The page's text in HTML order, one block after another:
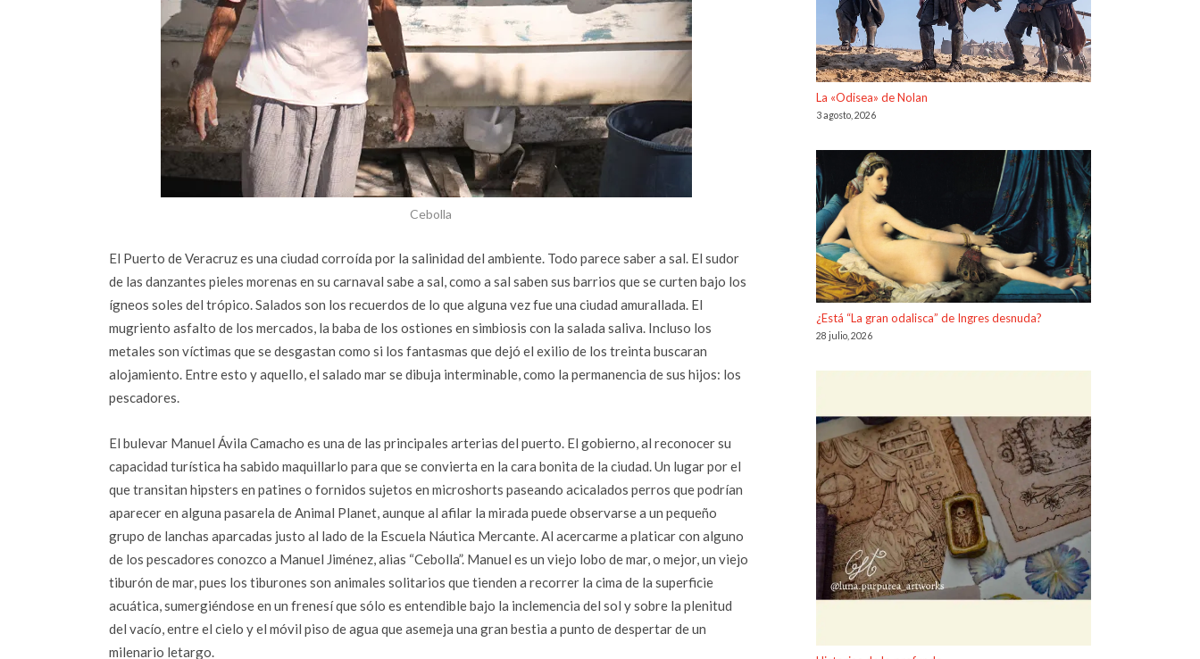
Cebolla
El Puerto de Veracruz es una ciudad corroída por la salinidad del ambiente. Todo parece saber a sal. El sudor
de las danzantes pieles morenas en su carnaval sabe a sal, como a sal saben sus barrios que se curten bajo los
ígneos soles del trópico. Salados son los recuerdos de lo que alguna vez fue una ciudad amurallada. El
mugriento asfalto de los mercados, la baba de los ostiones en simbiosis con la salada saliva. Incluso los
metales son víctimas que se desgastan como si los fantasmas que dejó el exilio de los treinta buscaran
alojamiento. Entre esto y aquello, el salado mar se dibuja interminable, como la permanencia de sus hijos: los
pescadores.
El bulevar Manuel Ávila Camacho es una de las principales arterias del puerto. El gobierno, al reconocer su
capacidad turística ha sabido maquillarlo para que se convierta en la cara bonita de la ciudad. Un lugar por el
que transitan hipsters en patines o fornidos sujetos en microshorts paseando acicalados perros que podrían
aparecer en alguna pasarela de Animal Planet, aunque al afilar la mirada puede observarse a un pequeño
grupo de lanchas aparcadas justo al lado de la Escuela Náutica Mercante. Al acercarme a platicar con alguno
de los pescadores conozco a Manuel Jiménez, alias “Cebolla”. Manuel es un viejo lobo de mar, o mejor, un viejo
tiburón de mar, pues los tiburones son animales solitarios que tienden a recorrer la cima de la superficie
acuática, sumergiéndose en un frenesí que sólo es entendible bajo la inclemencia del sol y sobre la plenitud
del vacío, entre el cielo y el móvil piso de agua que asemeja una gran bestia a punto de despertar de un
milenario letargo.
La «Odisea» de Nolan
3 agosto, 2026
¿Está “La gran odalisca” de Ingres desnuda?
28 julio, 2026